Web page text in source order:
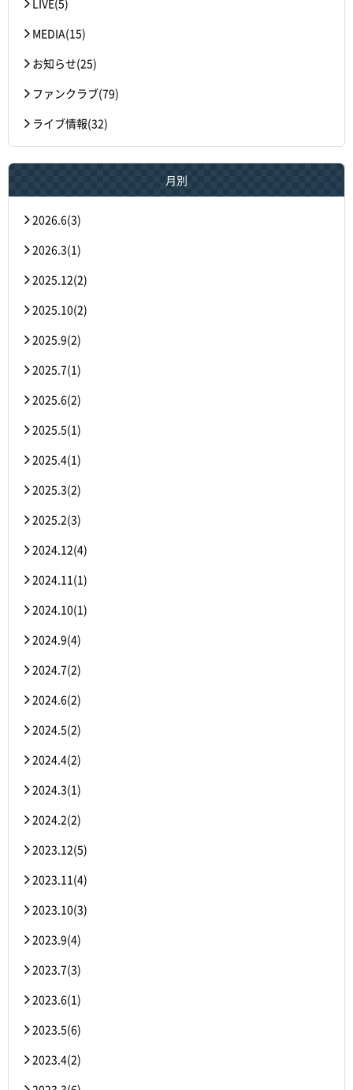
LIVE(5)
MEDIA(15)
お知らせ(25)
ファンクラブ(79)
ライブ情報(32)
月別
2026.6(3)
2026.3(1)
2025.12(2)
2025.10(2)
2025.9(2)
2025.7(1)
2025.6(2)
2025.5(1)
2025.4(1)
2025.3(2)
2025.2(3)
2024.12(4)
2024.11(1)
2024.10(1)
2024.9(4)
2024.7(2)
2024.6(2)
2024.5(2)
2024.4(2)
2024.3(1)
2024.2(2)
2023.12(5)
2023.11(4)
2023.10(3)
2023.9(4)
2023.7(3)
2023.6(1)
2023.5(6)
2023.4(2)